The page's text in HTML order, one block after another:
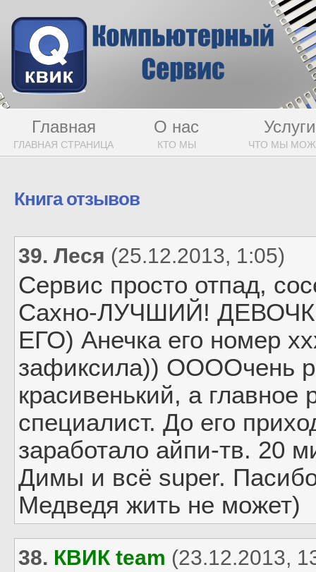
Главная
ГЛАВНАЯ СТРАНИЦА
О нас
КТО МЫ
Услуги
ЧТО МЫ
Книга отзывов
39. Леся (25.12.2013, 1:05)
Сервис просто отпад,
Сахно-ЛУЧШИЙ!
ЕГО) Анечка его номер
зафиксила)) ООООчень
красивенький, а
специалист. До его
заработало айпи-тв. 20
Димы и всё super.
Медведя жить не может)
38. КВИК team (23.12.2013,